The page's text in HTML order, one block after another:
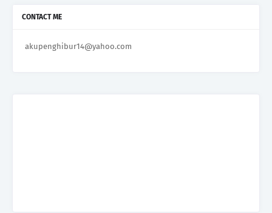
CONTACT ME
akupenghibur14@yahoo.com